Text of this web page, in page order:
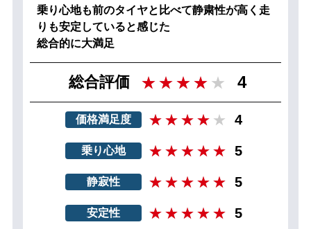
乗り心地も前のタイヤと比べて静粛性が高く走
りも安定していると感じた
総合的に大満足
総合評価 4
価格満足度 4
乗り心地 5
静寂性 5
安定性 5